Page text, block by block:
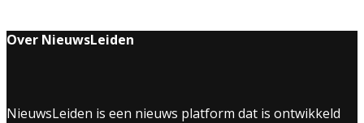
Over NieuwsLeiden
NieuwsLeiden is een nieuws platform dat is ontwikkeld